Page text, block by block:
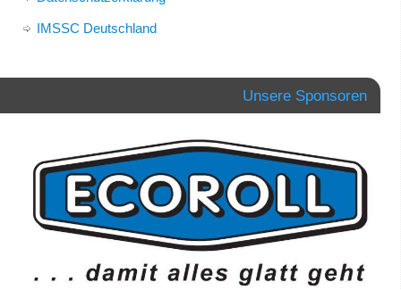
IMSSC Deutschland
Unsere Sponsoren